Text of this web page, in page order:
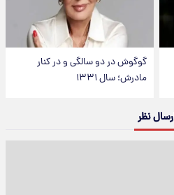
گوگوش در دو سالگی و در کنار
مادرش؛ سال ۱۳۳۱
نظر